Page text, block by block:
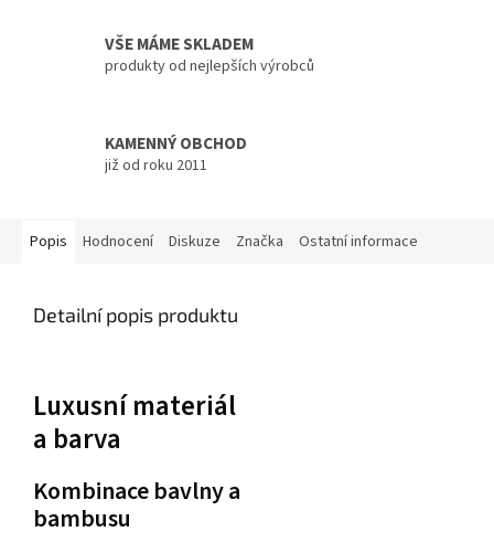
VŠE MÁME SKLADEM
produkty od nejlepších výrobců
KAMENNÝ OBCHOD
již od roku 2011
Popis Hodnocení Diskuze Značka Ostatní informace
Detailní popis produktu
Luxusní materiál
a barva
Kombinace bavlny a
bambusu